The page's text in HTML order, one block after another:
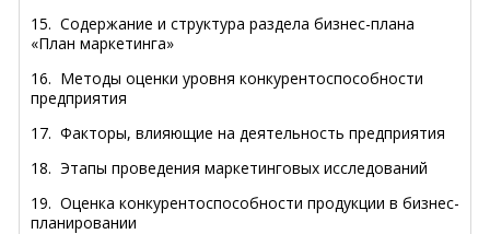
15. Содержание и структура раздела бизнес-плана
«План маркетинга»
16. Методы оценки уровня конкурентоспособности
предприятия
17. Факторы, влияющие на деятельность предприятия
18. Этапы проведения маркетинговых исследований
19. Оценка конкурентоспособности продукции в бизнес-
планировании